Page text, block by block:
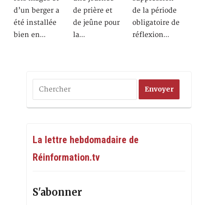
d’un berger a
été installée
bien en…
de prière et
de jeûne pour
la…
de la période
obligatoire de
réflexion…
La lettre hebdomadaire de
Réinformation.tv
S'abonner